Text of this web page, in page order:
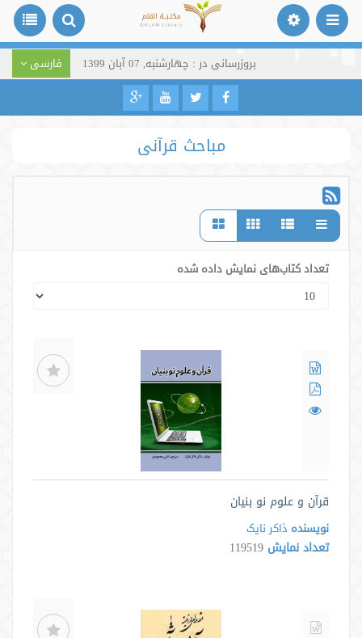
بروزرسانی در : چهارشنبه, 07 آبان 1399 فارسی
مباحث قرآنی
تعداد کتاب‌های نمایش داده شده
قرآن و علوم نو بنیان
نویسنده ذاکر نایک
تعداد نمایش 119519